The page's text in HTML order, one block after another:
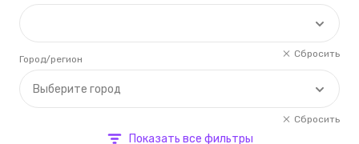
Сбросить
Выберите город
Город/регион
Сбросить
Показать все фильтры